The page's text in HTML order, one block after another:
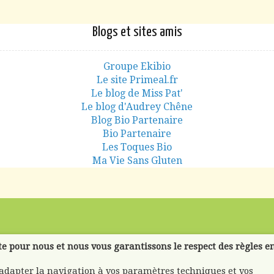
Blogs et sites amis
Groupe Ekibio
Le site Primeal.fr
Le blog de Miss Pat'
Le blog d'Audrey Chêne
Blog Bio Partenaire
Bio Partenaire
Les Toques Bio
Ma Vie Sans Gluten
nous et nous vous garantissons le respect des règles
la navigation à vos paramètres techniques et vos